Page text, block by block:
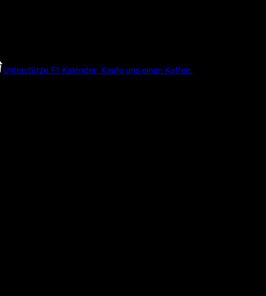
Unterstütze F1 Kalender; Kaufe uns einen Kaffee.